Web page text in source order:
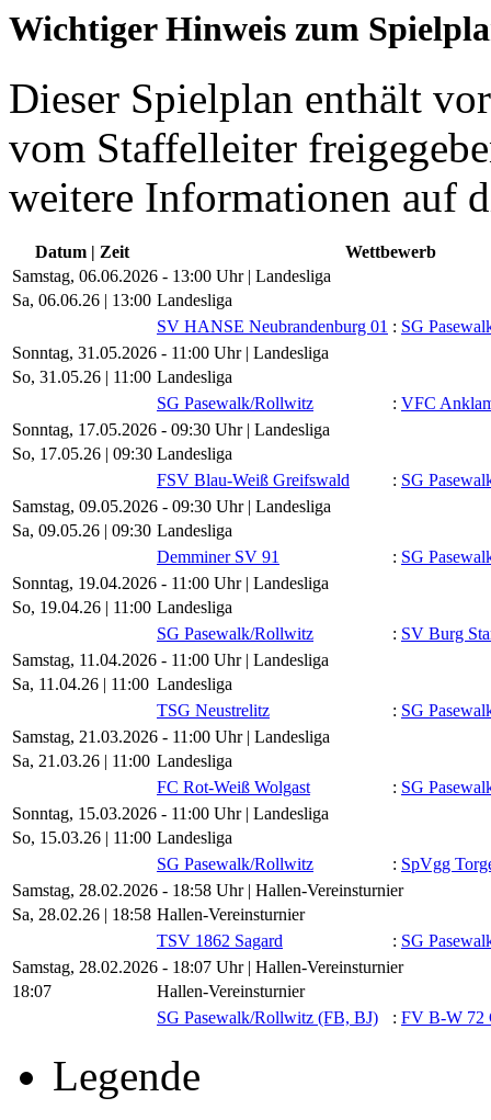
Wichtiger Hinweis zum
Dieser Spielplan enthält
vom Staffelleiter
weitere Informationen auf
Datum | Zeit
Wettbewerb
Samstag, 06.06.2026 - 13:00 Uhr | Landesliga
Sa, 06.06.26 | 13:00 Landesliga
SV HANSE Neubrandenburg 01 : SG
Sonntag, 31.05.2026 - 11:00 Uhr | Landesliga
So, 31.05.26 | 11:00 Landesliga
SG Pasewalk/​Rollwitz
: VFC
Sonntag, 17.05.2026 - 09:30 Uhr | Landesliga
So, 17.05.26 | 09:30 Landesliga
FSV Blau-Weiß Greifswald
: SG
Samstag, 09.05.2026 - 09:30 Uhr | Landesliga
Sa, 09.05.26 | 09:30 Landesliga
Demminer SV 91
: SG
Sonntag, 19.04.2026 - 11:00 Uhr | Landesliga
So, 19.04.26 | 11:00 Landesliga
SG Pasewalk/​Rollwitz
: SV Burg
Samstag, 11.04.2026 - 11:00 Uhr | Landesliga
Sa, 11.04.26 | 11:00 Landesliga
TSG Neustrelitz
: SG
Samstag, 21.03.2026 - 11:00 Uhr | Landesliga
Sa, 21.03.26 | 11:00 Landesliga
FC Rot-Weiß Wolgast
: SG
Sonntag, 15.03.2026 - 11:00 Uhr | Landesliga
So, 15.03.26 | 11:00 Landesliga
SG Pasewalk/​Rollwitz
: SpVgg
Samstag, 28.02.2026 - 18:58 Uhr | Hallen-Vereinsturnier
Sa, 28.02.26 | 18:58 Hallen-Vereinsturnier
TSV 1862 Sagard
: SG
Samstag, 28.02.2026 - 18:07 Uhr | Hallen-Vereinsturnier
18:07
Hallen-Vereinsturnier
SG Pasewalk/​Rollwitz (FB, BJ)
: FV B-W 72
Legende